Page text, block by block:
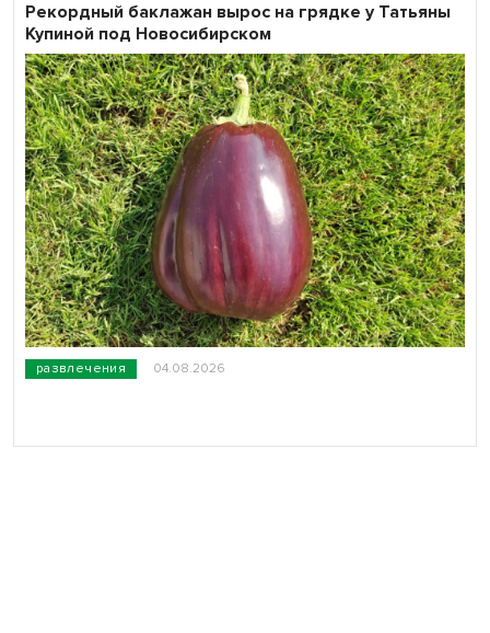
развлечения 04.08.2026
Рекордный баклажан вырос на грядке у Татьяны
Купиной под Новосибирском